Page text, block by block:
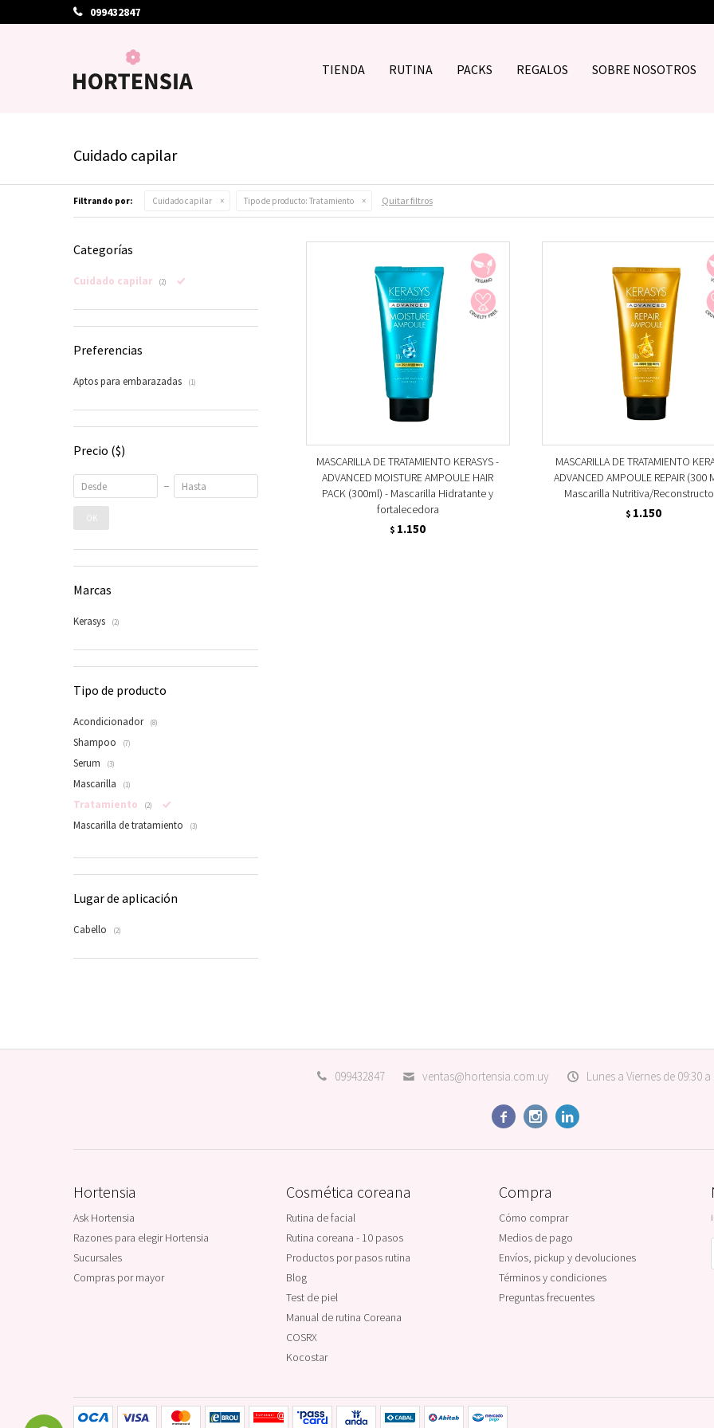
TIENDA RUTINA PACKS REGALOS SOBRE NOSOTROS
099432847
Cuidado capilar
Filtrando por: Cuidado capilar Tipo de producto: Tratamiento Quitar filtros
MASCARILLA DE TRATAMIENTO KERASYS -
ADVANCED MOISTURE AMPOULE HAIR
PACK (300ml) - Mascarilla Hidratante y
fortalecedora
$ 1.150
MASCARILLA DE TRATAMIENTO
ADVANCED AMPOULE REPAIR (300
Mascarilla Nutritiva/
$ 1.150
Categorías
Cuidado capilar (2)
Preferencias
Aptos para embarazadas (1)
Precio ($)
OK
Marcas
Kerasys (2)
Tipo de producto
Acondicionador (8)
Shampoo (7)
Serum (3)
Mascarilla (1)
Tratamiento (2)
Mascarilla de tratamiento (3)
Lugar de aplicación
Cabello (2)
099432847 ventas@hortensia.com.uy Lunes a Viernes de 09:30 a
  
Hortensia
Ask Hortensia
Razones para elegir Hortensia
Sucursales
Compras por mayor
Cosmética coreana
Rutina de facial
Rutina coreana - 10 pasos
Productos por pasos rutina
Blog
Test de piel
Manual de rutina Coreana
COSRX
Kocostar
Compra
Cómo comprar
Medios de pago
Envíos, pickup y devoluciones
Términos y condiciones
Preguntas frecuentes